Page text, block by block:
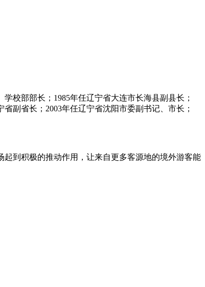
部部长；1985年任辽宁省大连市长海县副县长；
副省长；2003年任辽宁省沈阳市委副书记、市长；
积极的推动作用，让来自更多客源地的境外游客能